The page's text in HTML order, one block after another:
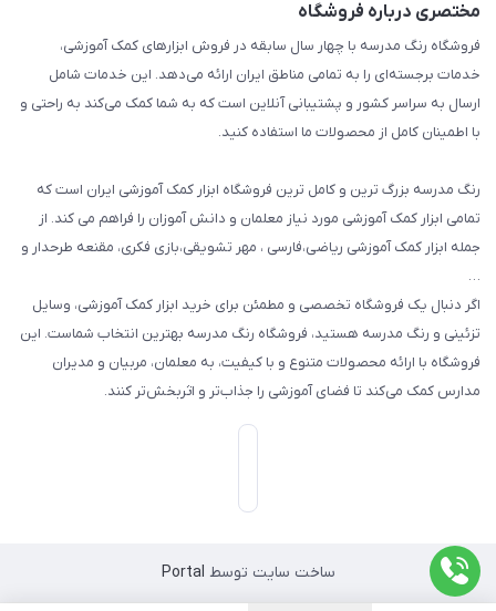
تزئین کلاس
طرح های تشویقی
گیفت ها و جوایز
سایر محصولات
مختصری درباره فروشگاه
فروشگاه رنگ مدرسه با چهار سال سابقه در فروش ابزارهای کمک آموزشی،
خدمات برجسته‌ای را به تمامی مناطق ایران ارائه می‌دهد. این خدمات شامل
ارسال به سراسر کشور و پشتیبانی آنلاین است که به شما کمک می‌کند به راحتی و
با اطمینان کامل از محصولات ما استفاده کنید.
رنگ مدرسه بزرگ ترین و کامل ترین فروشگاه ابزار کمک آموزشی ایران است که
تمامی ابزار کمک آموزشی مورد نیاز معلمان و دانش آموزان را فراهم می کند. از
جمله ابزار کمک آموزشی ریاضی،فارسی ، مهر تشویقی،بازی فکری، مقنعه طرحدار و
…
اگر دنبال یک فروشگاه تخصصی و مطمئن برای خرید ابزار کمک آموزشی، وسایل
تزئینی و رنگ مدرسه هستید، فروشگاه رنگ مدرسه بهترین انتخاب شماست. این
فروشگاه با ارائه محصولات متنوع و با کیفیت، به معلمان، مربیان و مدیران
مدارس کمک می‌کند تا فضای آموزشی را جذاب‌تر و اثربخش‌تر کنند.
ساخت سایت توسط Portal